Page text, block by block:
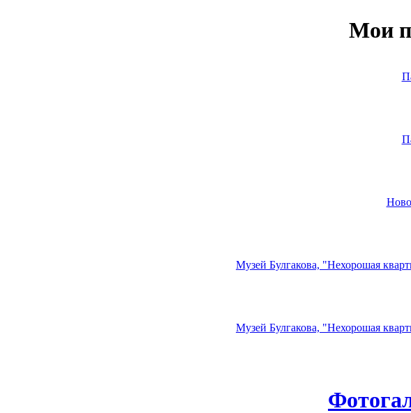
Мои
Музей Булгакова, "Нехорошая
Музей Булгакова, "Нехорошая